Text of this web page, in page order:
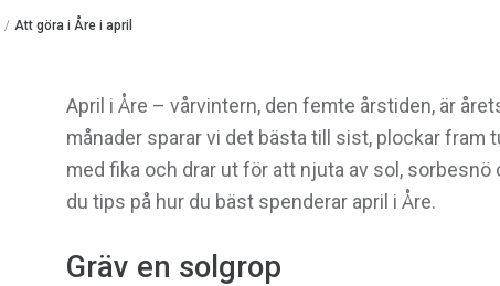
/ Att göra i Åre i april
April i Åre – vårvintern, den femte årstiden, är
månader sparar vi det bästa till sist, plockar fram
med fika och drar ut för att njuta av sol,
du tips på hur du bäst spenderar april i Åre.
Gräv en solgrop